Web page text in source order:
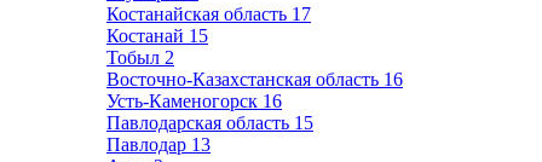
Костанайская область 17
Костанай 15
Тобыл 2
Восточно-Казахстанская область 16
Усть-Каменогорск 16
Павлодарская область 15
Павлодар 13